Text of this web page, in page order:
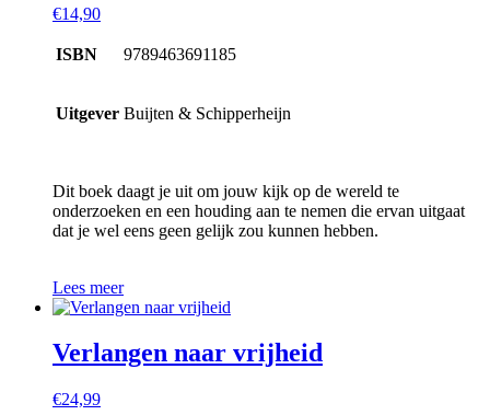
€14,90
ISBN 9789463691185
Uitgever Buijten & Schipperheijn
Dit boek daagt je uit om jouw kijk op de wereld te
onderzoeken en een houding aan te nemen die ervan uitgaat
dat je wel eens geen gelijk zou kunnen hebben.
Lees meer
Verlangen naar vrijheid
€24,99